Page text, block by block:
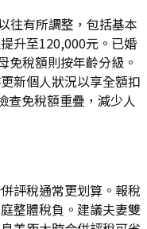
往有所調整，包括基本
升至120,000元。已婚
免稅額則按年齡分級。
新個人狀況以享全額扣
查免稅額重疊，減少人
評稅通常更划算。報稅
整體稅負。建議夫妻雙